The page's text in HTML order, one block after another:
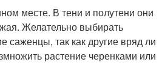
месте. В тени и полутени они
Желательно выбирать
саженцы, так как другие вряд ли
растение черенками или